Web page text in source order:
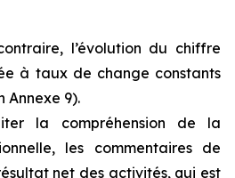
l’évolution du chiffre
à taux de change constants
Annexe 9).
compréhension de la
les commentaires de
net des activités, qui est